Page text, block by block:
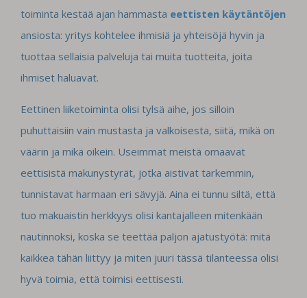
toiminta kestää ajan hammasta eettisten käytäntöjen
ansiosta: yritys kohtelee ihmisiä ja yhteisöjä hyvin ja
tuottaa sellaisia palveluja tai muita tuotteita, joita
ihmiset haluavat.
Eettinen liiketoiminta olisi tylsä aihe, jos silloin
puhuttaisiin vain mustasta ja valkoisesta, siitä, mikä on
väärin ja mikä oikein. Useimmat meistä omaavat
eettisistä makunystyrät, jotka aistivat tarkemmin,
tunnistavat harmaan eri sävyjä. Aina ei tunnu siltä, että
tuo makuaistin herkkyys olisi kantajalleen mitenkään
nautinnoksi, koska se teettää paljon ajatustyötä: mitä
kaikkea tähän liittyy ja miten juuri tässä tilanteessa olisi
hyvä toimia, että toimisi eettisesti.